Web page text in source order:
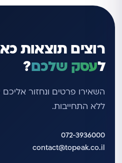
רוצים תוצאות
לעסק שלכם?
השאירו פרטים ונחזור
ללא התחייבות.
072-3936000
contact@topeak.co.il